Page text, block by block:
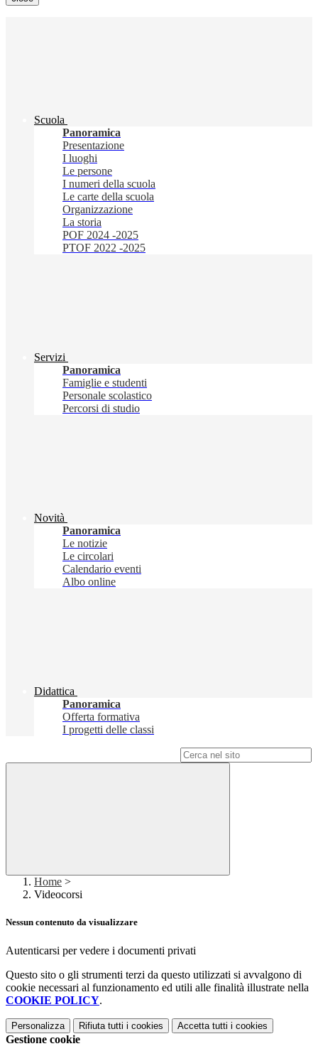
Scuola
Panoramica
Presentazione
I luoghi
Le persone
I numeri della scuola
Le carte della scuola
Organizzazione
La storia
POF 2024 -2025
PTOF 2022 -2025
Servizi
Panoramica
Famiglie e studenti
Personale scolastico
Percorsi di studio
Novità
Panoramica
Le notizie
Le circolari
Calendario eventi
Albo online
Didattica
Panoramica
Offerta formativa
I progetti delle classi
Home >
Videocorsi
Nessun contenuto da visualizzare
Autenticarsi per vedere i documenti privati
Questo sito o gli strumenti terzi da questo utilizzati si avvalgono di
cookie necessari al funzionamento ed utili alle finalità illustrate nella
COOKIE POLICY.
Personalizza Rifiuta tutti i cookies Accetta tutti i cookies
Gestione cookie